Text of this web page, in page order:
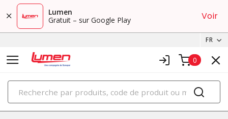
Lumen
Gratuit – sur Google Play
Voir
FR
0
PRODUITS
éclairage